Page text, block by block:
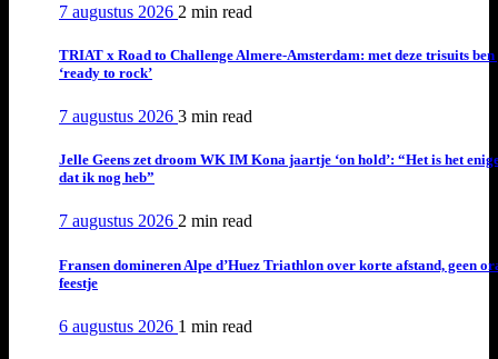
7 augustus 2026 2 min read
TRIAT x Road to Challenge Almere-Amsterdam: met deze trisuits ben
‘ready to rock’
7 augustus 2026 3 min read
Jelle Geens zet droom WK IM Kona jaartje ‘on hold’: “Het is het
dat ik nog heb”
7 augustus 2026 2 min read
Fransen domineren Alpe d’Huez Triathlon over korte afstand, geen
feestje
6 augustus 2026 1 min read